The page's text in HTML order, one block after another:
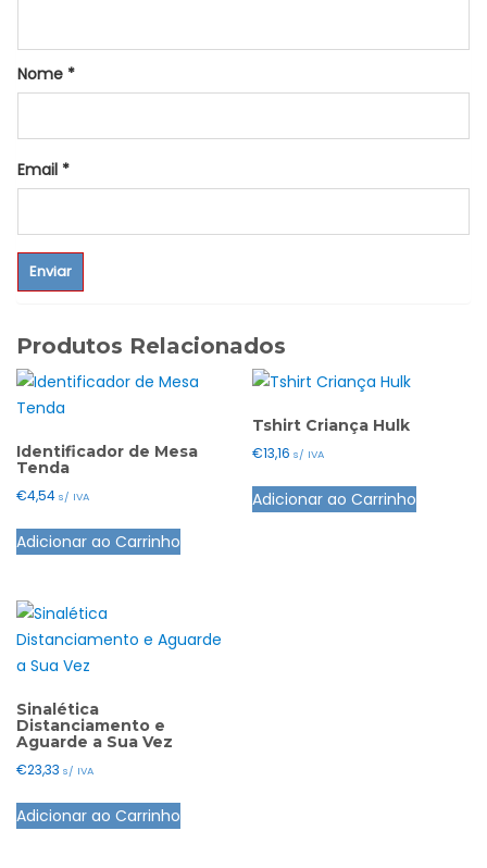
Nome *
Email *
Produtos Relacionados
Identificador de Mesa
Tenda
€4,54 s/ IVA
Adicionar ao Carrinho
Tshirt Criança Hulk
€13,16 s/ IVA
Adicionar ao Carrinho
This
product
Sinalética
Distanciamento e
Aguarde a Sua Vez
€23,33 s/ IVA
Adicionar ao Carrinho